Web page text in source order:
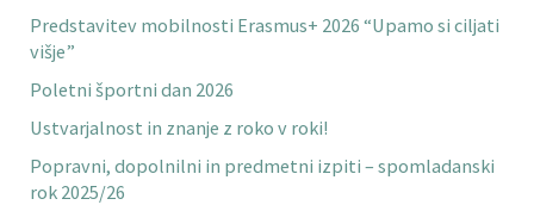
Predstavitev mobilnosti Erasmus+ 2026 “Upamo si ciljati
višje”
Poletni športni dan 2026
Ustvarjalnost in znanje z roko v roki!
Popravni, dopolnilni in predmetni izpiti – spomladanski
rok 2025/26